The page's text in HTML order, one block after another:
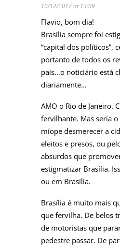
10/12/2017 at 13:09
Flavio, bom dia!
Brasília sempre foi
“capital dos políticos”,
portanto de todos os
país…o noticiário está
diariamente…
AMO o Rio de Janeiro.
fervilhante. Mas seria
míope desmerecer a
eleitos e presos, ou
absurdos que
estigmatizar Brasília.
ou em Brasília.
Brasília é muito mais
que fervilha. De belos
de motoristas que
pedestre passar. De